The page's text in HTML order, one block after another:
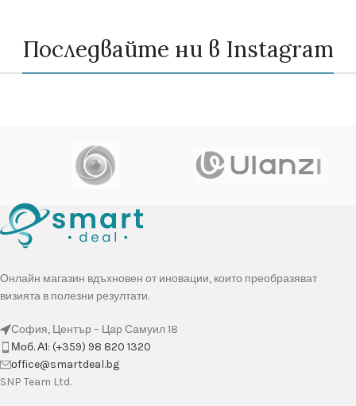
Последвайте ни в Instagram
Онлайн магазин вдъхновен от иновации, които преобразяват
визията в полезни резултати.
София, Център – Цар Самуил 18
Моб. А1: (+359) 98 820 1320
оffice@smartdeal.bg
SNP Team Ltd.